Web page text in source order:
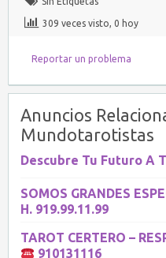
309 veces visto, 0 hoy
Reportar un problema
Anuncios
Mundotarotistas
Descubre Tu Futuro A
SOMOS GRANDES
H. 919.99.11.99
TAROT CERTERO –
910131116